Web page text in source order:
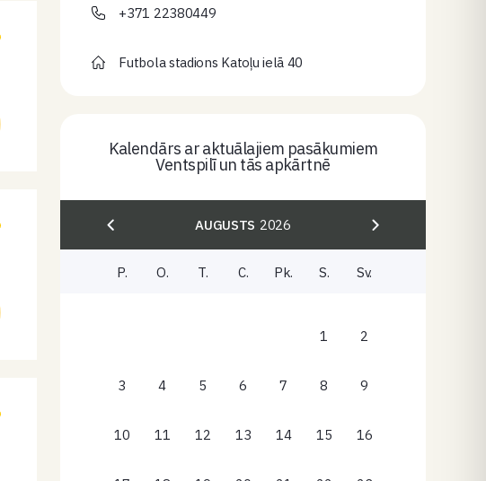
+371 22380449
Futbola stadions Katoļu ielā 40
Kalendārs ar aktuālajiem pasākumiem
Ventspilī un tās apkārtnē
AUGUSTS 2026
P. O. T. C. Pk. S. Sv.
1 2
3 4 5 6 7 8 9
10 11 12 13 14 15 16